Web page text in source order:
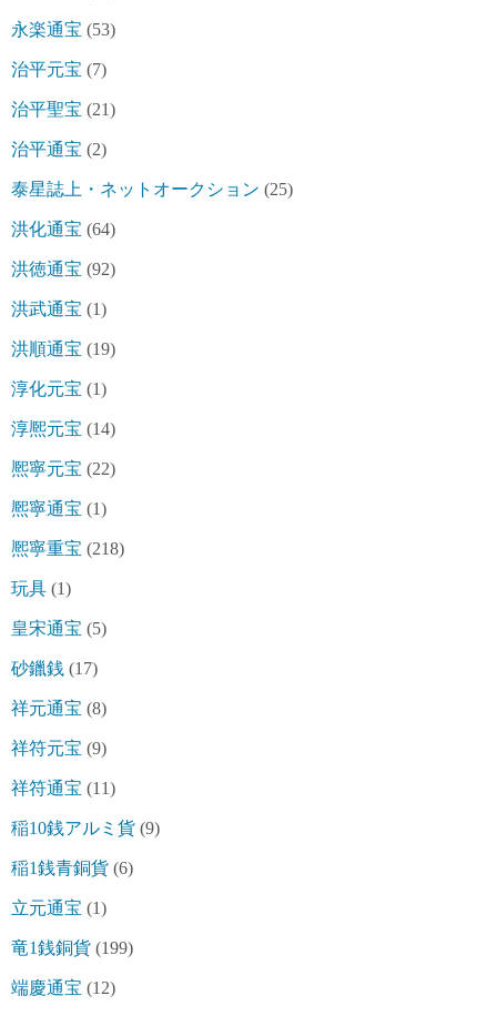
永楽通宝 (53)
治平元宝 (7)
治平聖宝 (21)
治平通宝 (2)
泰星誌上・ネットオークション (25)
洪化通宝 (64)
洪徳通宝 (92)
洪武通宝 (1)
洪順通宝 (19)
淳化元宝 (1)
淳熈元宝 (14)
熈寧元宝 (22)
熈寧通宝 (1)
熈寧重宝 (218)
玩具 (1)
皇宋通宝 (5)
砂鑞銭 (17)
祥元通宝 (8)
祥符元宝 (9)
祥符通宝 (11)
稲10銭アルミ貨 (9)
稲1銭青銅貨 (6)
立元通宝 (1)
竜1銭銅貨 (199)
端慶通宝 (12)